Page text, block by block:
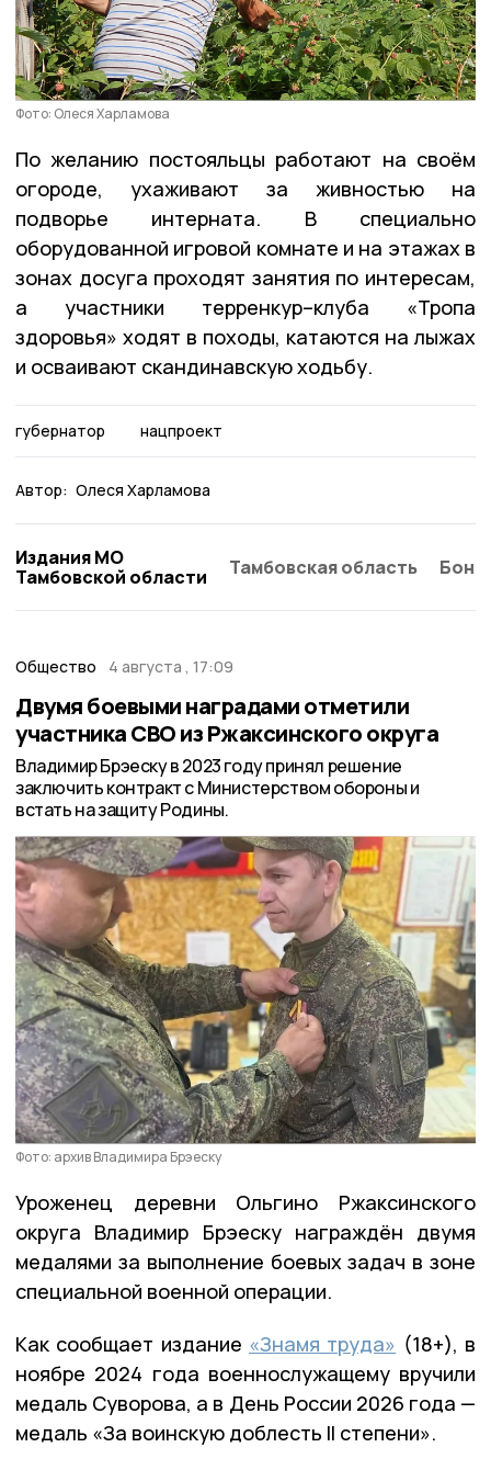
Фото: Олеся Харламова
По желанию постояльцы работают на своём
огороде, ухаживают за живностью на
подворье интерната. В специально
оборудованной игровой комнате и на этажах в
зонах досуга проходят занятия по интересам,
а участники терренкур–клуба «Тропа
здоровья» ходят в походы, катаются на лыжах
и осваивают скандинавскую ходьбу.
губернатор нацпроект
Автор: Олеся Харламова
Издания МО
Тамбовской области
Тамбовская область
Общество 4 августа , 17:09
Двумя боевыми наградами отметили
участника СВО из Ржаксинского округа
Владимир Брэеску в 2023 году принял решение
заключить контракт с Министерством обороны и
встать на защиту Родины.
Фото: архив Владимира Брэеску
Уроженец деревни Ольгино Ржаксинского
округа Владимир Брэеску награждён двумя
медалями за выполнение боевых задач в зоне
специальной военной операции.
Как сообщает издание «Знамя труда» (18+), в
ноябре 2024 года военнослужащему вручили
медаль Суворова, а в День России 2026 года —
медаль «За воинскую доблесть II степени».